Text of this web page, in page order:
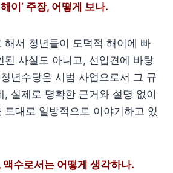
이’ 주장, 어떻게 보나.
해서 청년들이 도덕적 해이에 빠
된 사실도 아니고, 선입견에 바탕
년수당은 시범 사업으로서 그 규
, 실제로 명확한 근거와 설명 없이
토대로 일방적으로 이야기하고 있
수로서는 어떻게 생각하나.